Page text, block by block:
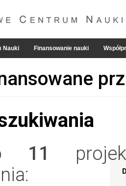
Nauki Finansowanie nauki
11